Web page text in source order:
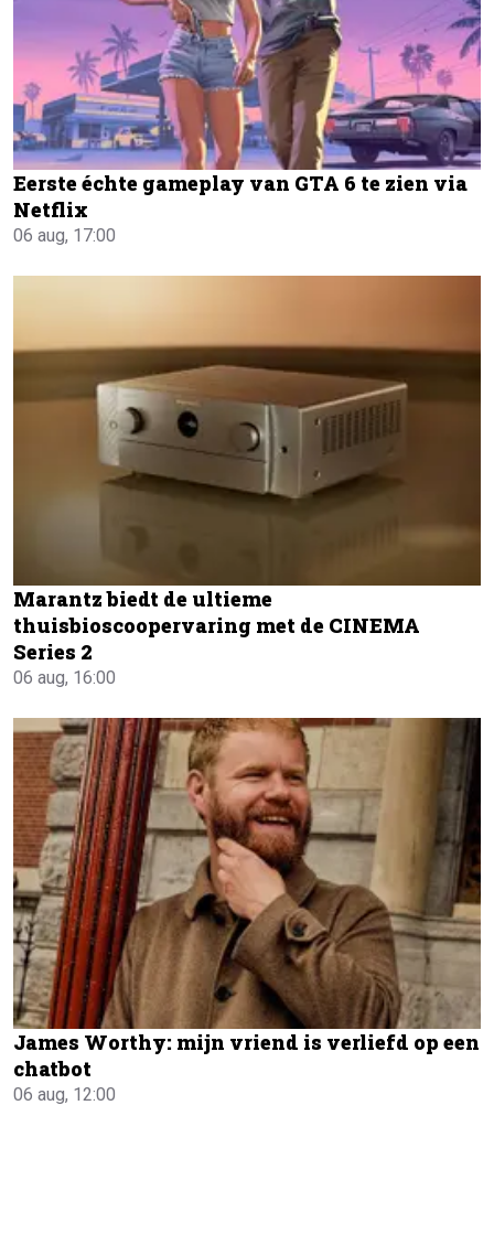
Eerste échte gameplay van GTA 6 te zien via
Netflix
06 aug, 17:00
Marantz biedt de ultieme
thuisbioscoopervaring met de CINEMA
Series 2
06 aug, 16:00
James Worthy: mijn vriend is verliefd op een
chatbot
06 aug, 12:00